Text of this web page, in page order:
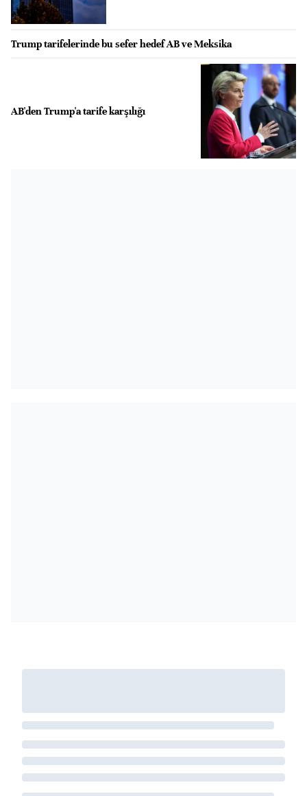
Trump tarifelerinde bu sefer hedef AB ve Meksika
AB'den Trump'a tarife karşılığı